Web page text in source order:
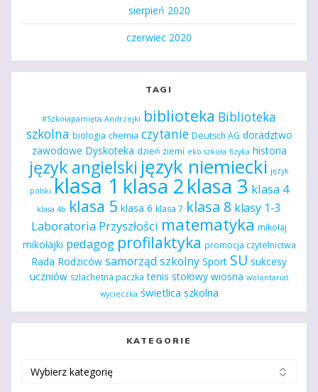
sierpień 2020
czerwiec 2020
TAGI
#Szkołapamięta Andrzejki biblioteka Biblioteka
szkolna biologia chemia czytanie Deutsch AG doradztwo
zawodowe Dyskoteka dzień ziemi eko szkoła fizyka historia
język angielski język niemiecki język
polski klasa 1 klasa 2klasa 3 klasa 4
klasa 4b klasa 5 klasa 6 klasa 7 klasa 8 klasy 1-3
Laboratoria Przyszłości matematyka mikołaj
mikołajki pedagog profilaktyka promocja czytelnictwa
Rada Rodziców samorząd szkolny Sport SU sukcesy
uczniów szlachetna paczka tenis stołowy wiosna wolontariat
wycieczka świetlica szkolna
KATEGORIE